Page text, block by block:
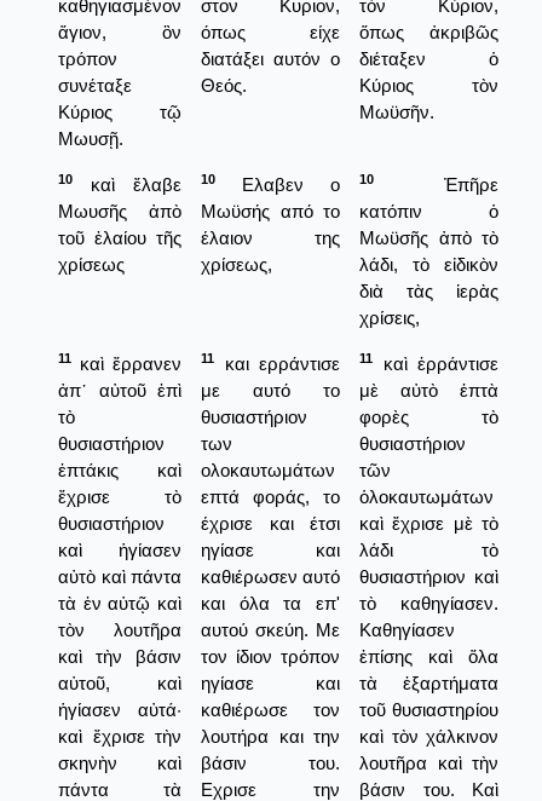
καθηγιασμένον
ἅγιον, ὃν
τρόπον
συνέταξε
Κύριος τῷ
Μωυσῇ.
στον Κυριον,
όπως είχε
διατάξει αυτόν ο
Θεός.
τὸν Κύριον,
ὅπως ἀκριβῶς
διέταξεν ὁ
Κύριος τὸν
Μωϋσῆν.
10
καὶ ἔλαβε
Μωυσῆς ἀπὸ
τοῦ ἐλαίου τῆς
χρίσεως
10
Ελαβεν ο
Μωϋσής από το
έλαιον της
χρίσεως,
10
Ἐπῆρε
κατόπιν ὁ
Μωϋσῆς ἀπὸ τὸ
λάδι, τὸ εἰδικὸν
διὰ τὰς ἱερὰς
χρίσεις,
11
καὶ ἔρρανεν
ἀπ᾿ αὐτοῦ ἐπὶ
τὸ
θυσιαστήριον
ἑπτάκις καὶ
ἔχρισε τὸ
θυσιαστήριον
καὶ ἡγίασεν
αὐτὸ καὶ πάντα
τὰ ἐν αὐτῷ καὶ
τὸν λουτῆρα
καὶ τὴν βάσιν
αὐτοῦ, καὶ
ἡγίασεν αὐτά·
καὶ ἔχρισε τὴν
σκηνὴν καὶ
πάντα τὰ
11
και ερράντισε
με αυτό το
θυσιαστήριον
των
ολοκαυτωμάτων
επτά φοράς, το
έχρισε και έτσι
ηγίασε και
καθιέρωσεν αυτό
και όλα τα επ'
αυτού σκεύη. Με
τον ίδιον τρόπον
ηγίασε και
καθιέρωσε τον
λουτήρα και την
βάσιν του.
Εχρισε την
11
καὶ ἐρράντισε
μὲ αὐτὸ ἑπτὰ
φορὲς τὸ
θυσιαστήριον
τῶν
ὁλοκαυτωμάτων
καὶ ἔχρισε μὲ τὸ
λάδι τὸ
θυσιαστήριον καὶ
τὸ καθηγίασεν.
Καθηγίασεν
ἐπίσης καὶ ὅλα
τὰ ἐξαρτήματα
τοῦ θυσιαστηρίου
καὶ τὸν χάλκινον
λουτῆρα καὶ τὴν
βάσιν του. Καὶ